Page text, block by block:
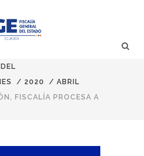
/ 2020 / ABRIL
FISCALÍA PROCESA A